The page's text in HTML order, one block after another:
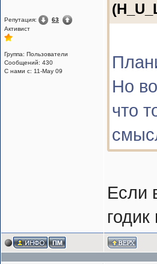
Репутация:
63
Активист
Группа: Пользователи
Сообщений: 430
С нами с: 11-May 09
Но
что
Если